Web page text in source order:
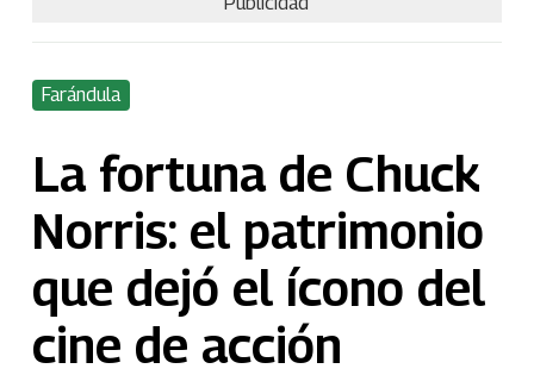
Farándula
La fortuna de Chuck
Norris: el patrimonio
que dejó el ícono del
cine de acción